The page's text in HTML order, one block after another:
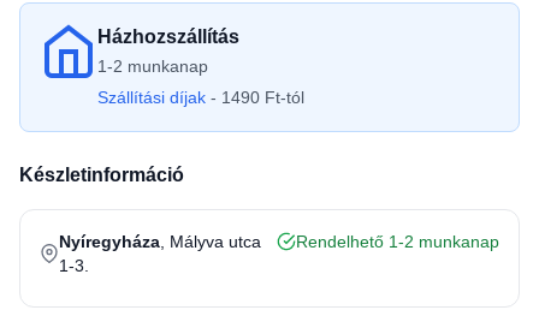
Házhozszállítás
1-2 munkanap
Szállítási díjak - 1490 Ft-tól
Készletinformáció
Nyíregyháza , Mályva utca
1-3.
Rendelhető 1-2 munkanap